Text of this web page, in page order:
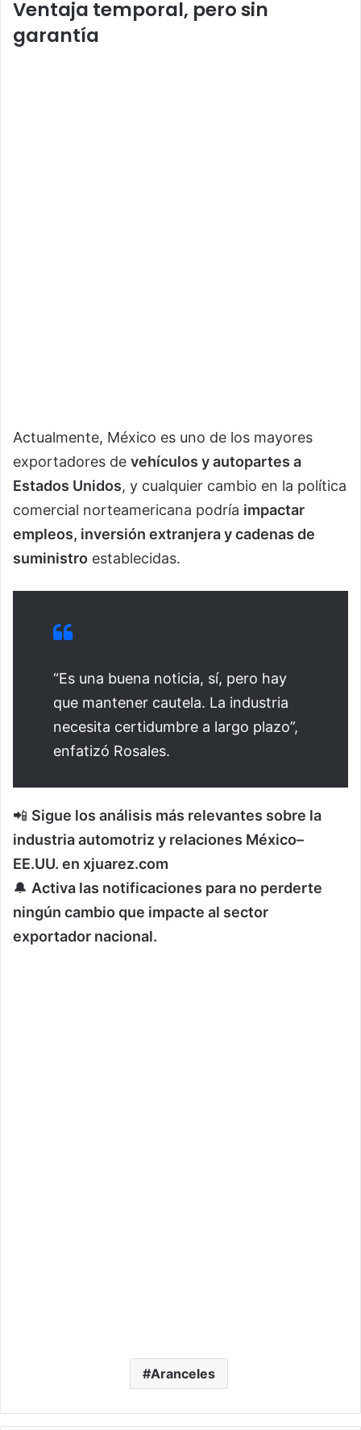
Ventaja temporal, pero sin
garantía
Actualmente, México es uno de los mayores
exportadores de vehículos y autopartes a
Estados Unidos, y cualquier cambio en la política
comercial norteamericana podría impactar
empleos, inversión extranjera y cadenas de
suministro establecidas.
“Es una buena noticia, sí, pero hay
que mantener cautela. La industria
necesita certidumbre a largo plazo”,
enfatizó Rosales.
📲 Sigue los análisis más relevantes sobre la
industria automotriz y relaciones México–
EE.UU. en xjuarez.com
🔔 Activa las notificaciones para no perderte
ningún cambio que impacte al sector
exportador nacional.
Aranceles